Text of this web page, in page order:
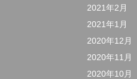
2021年2月
2021年1月
2020年12月
2020年11月
2020年10月